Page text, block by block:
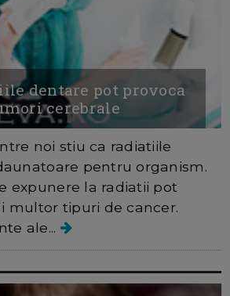
dentare pot provoca
cerebrale
noi stiu ca radiatiile
pentru organism.
expunere la radiatii pot
multor tipuri de cancer.
ale...